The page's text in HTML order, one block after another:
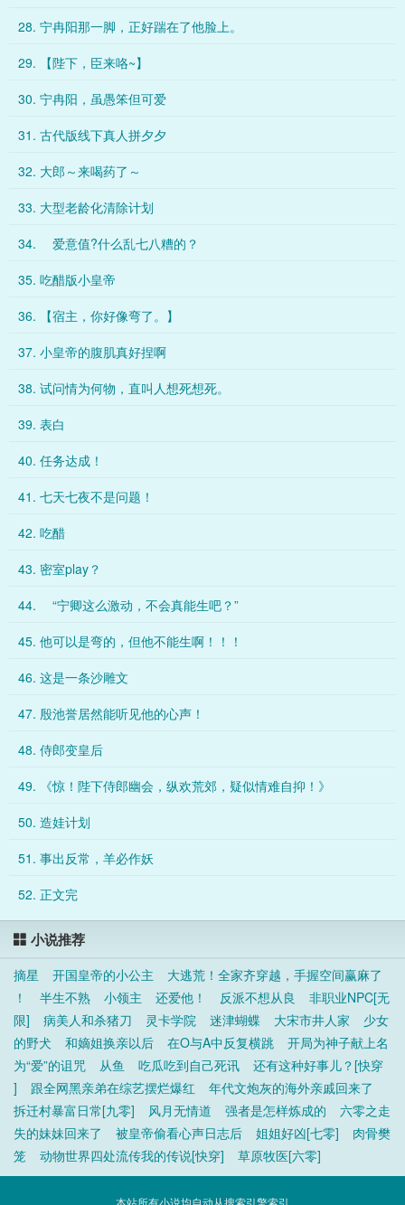
28. 宁冉阳那一脚，正好踹在了他脸上。
29. 【陛下，臣来咯~】
30. 宁冉阳，虽愚笨但可爱
31. 古代版线下真人拼夕夕
32. 大郎～来喝药了～
33. 大型老龄化清除计划
34. 爱意值?什么乱七八糟的？
35. 吃醋版小皇帝
36. 【宿主，你好像弯了。】
37. 小皇帝的腹肌真好捏啊
38. 试问情为何物，直叫人想死想死。
39. 表白
40. 任务达成！
41. 七天七夜不是问题！
42. 吃醋
43. 密室play？
44. “宁卿这么激动，不会真能生吧？”
45. 他可以是弯的，但他不能生啊！！！
46. 这是一条沙雕文
47. 殷池誉居然能听见他的心声！
48. 侍郎变皇后
49. 《惊！陛下侍郎幽会，纵欢荒郊，疑似情难自抑！》
50. 造娃计划
51. 事出反常，羊必作妖
52. 正文完
小说推荐
摘星 开国皇帝的小公主
大逃荒！全家齐穿越，手握空间赢麻了
！
半生不熟 小领主 还爱他！ 反派不想从良
非职业NPC[无
限]
病美人和杀猪刀 灵卡学院 迷津蝴蝶 大宋市井人家
少女
的野犬
和嫡姐换亲以后 在O与A中反复横跳
开局为神子献上名
为“爱”的诅咒
从鱼 吃瓜吃到自己死讯
还有这种好事儿？[快穿
]
跟全网黑亲弟在综艺摆烂爆红
年代文炮灰的海外亲戚回来了
拆迁村暴富日常[九零]
风月无情道 强者是怎样炼成的
六零之走
失的妹妹回来了
被皇帝偷看心声日志后 姐姐好凶[七零]
肉骨樊
笼
动物世界四处流传我的传说[快穿] 草原牧医[六零]
本站所有小说均自动从搜索引擎索引